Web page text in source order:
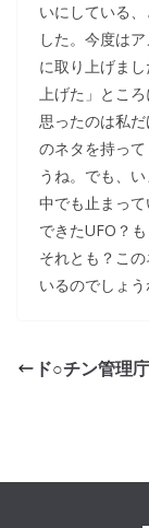
いにしている
した。今度は
に取り上げま
上げた」とこ
思ったのは私
のネタを持っ
うね。でも、
中でも止まっ
できたUFO？
それとも？こ
いるのでしょう
ド○チン管理